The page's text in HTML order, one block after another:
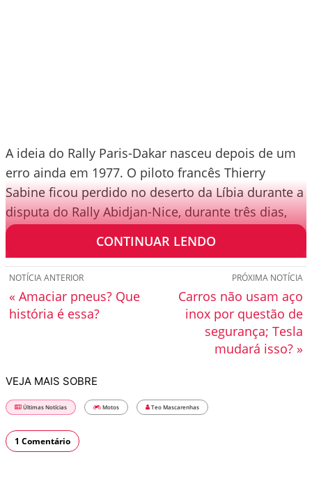
A ideia do Rally Paris-Dakar nasceu depois de um
erro ainda em 1977. O piloto francês Thierry
Sabine ficou perdido no deserto da Líbia durante a
disputa do Rally Abidjan-Nice, durante três dias,
até ser resgatado.
CONTINUAR LENDO
PRÓXIMA NOTÍCIA
Carros não usam aço
inox por questão de
segurança; Tesla
mudará isso? »
NOTÍCIA ANTERIOR
« Amaciar pneus? Que
história é essa?
VEJA MAIS SOBRE
Últimas Notícias Motos Teo Mascarenhas
1 Comentário